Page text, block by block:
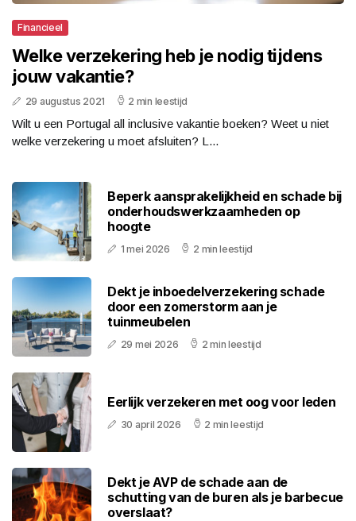
Financieel
Welke verzekering heb je nodig tijdens
jouw vakantie?
29 augustus 2021 2 min leestijd
Wilt u een Portugal all inclusive vakantie boeken? Weet u niet
welke verzekering u moet afsluiten? L...
Beperk aansprakelijkheid en schade bij
onderhoudswerkzaamheden op
hoogte
1 mei 2026 2 min leestijd
Dekt je inboedelverzekering schade
door een zomerstorm aan je
tuinmeubelen
29 mei 2026 2 min leestijd
Eerlijk verzekeren met oog voor leden
30 april 2026 2 min leestijd
Dekt je AVP de schade aan de
schutting van de buren als je barbecue
overslaat?